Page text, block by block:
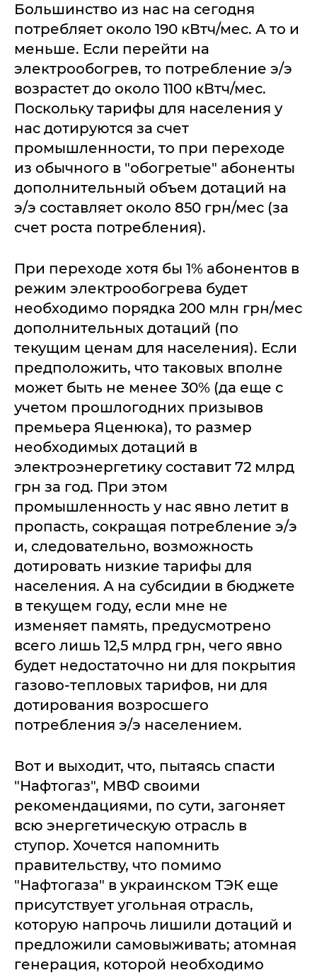
Большинство из нас на сегодня
потребляет около 190 кВтч/мес. А то и
меньше. Если перейти на
электрообогрев, то потребление э/э
возрастет до около 1100 кВтч/мес.
Поскольку тарифы для населения у
нас дотируются за счет
промышленности, то при переходе
из обычного в "обогретые" абоненты
дополнительный объем дотаций на
э/э составляет около 850 грн/мес (за
счет роста потребления).
При переходе хотя бы 1% абонентов в
режим электрообогрева будет
необходимо порядка 200 млн грн/мес
дополнительных дотаций (по
текущим ценам для населения). Если
предположить, что таковых вполне
может быть не менее 30% (да еще с
учетом прошлогодних призывов
премьера Яценюка), то размер
необходимых дотаций в
электроэнергетику составит 72 млрд
грн за год. При этом
промышленность у нас явно летит в
пропасть, сокращая потребление э/э
и, следовательно, возможность
дотировать низкие тарифы для
населения. А на субсидии в бюджете
в текущем году, если мне не
изменяет память, предусмотрено
всего лишь 12,5 млрд грн, чего явно
будет недостаточно ни для покрытия
газово-тепловых тарифов, ни для
дотирования возросшего
потребления э/э населением.
Вот и выходит, что, пытаясь спасти
"Нафтогаз", МВФ своими
рекомендациями, по сути, загоняет
всю энергетическую отрасль в
ступор. Хочется напомнить
правительству, что помимо
"Нафтогаза" в украинском ТЭК еще
присутствует угольная отрасль,
которую напрочь лишили дотаций и
предложили самовыживать; атомная
генерация, которой необходимо